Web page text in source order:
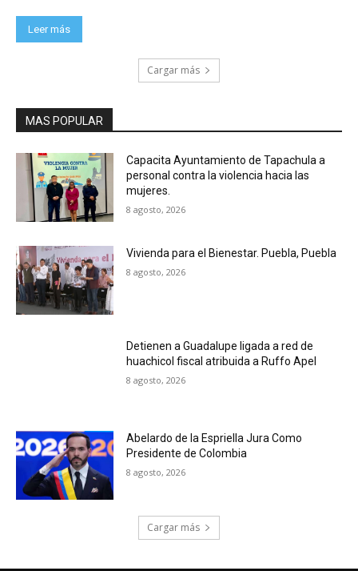
Leer más
Cargar más
MAS POPULAR
Capacita Ayuntamiento de Tapachula a
personal contra la violencia hacia las
mujeres.
8 agosto, 2026
Vivienda para el Bienestar. Puebla, Puebla
8 agosto, 2026
Detienen a Guadalupe ligada a red de
huachicol fiscal atribuida a Ruffo Apel
8 agosto, 2026
Abelardo de la Espriella Jura Como
Presidente de Colombia
8 agosto, 2026
Cargar más